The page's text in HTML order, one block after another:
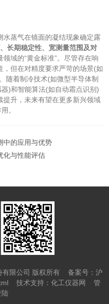
蒸气在镜面的凝结现象确定露
长期稳定性、宽测量范围及对
领域的“黄金标准”。尽管存在响
但在对精度要求严苛的场景(如
随着制冷技术(如微型半导体制
)和智能算法(如自动霜点识别)
提升，未来有望在更多新兴领域
。
中的应用与优势
化与性能评估
有限公司 版权所有 备案号：沪
技术支持： 化工仪器网
管
陆